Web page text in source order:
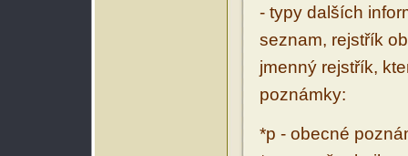
- typy dalších
seznam, rejstřík
jmenný rejstřík,
poznámky:
*p - obecné